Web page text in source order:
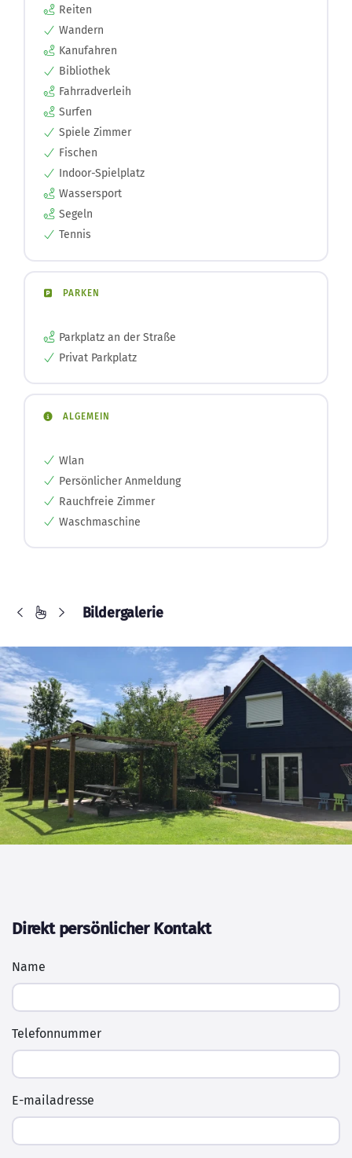
Reiten
Wandern
Kanufahren
Bibliothek
Fahrradverleih
Surfen
Spiele Zimmer
Fischen
Indoor-Spielplatz
Wassersport
Segeln
Tennis
PARKEN
Parkplatz an der Straße
Privat Parkplatz
ALGEMEIN
Wlan
Persönlicher Anmeldung
Rauchfreie Zimmer
Waschmaschine
Bildergalerie
Direkt persönlicher Kontakt
Name
Telefonnummer
E-mailadresse